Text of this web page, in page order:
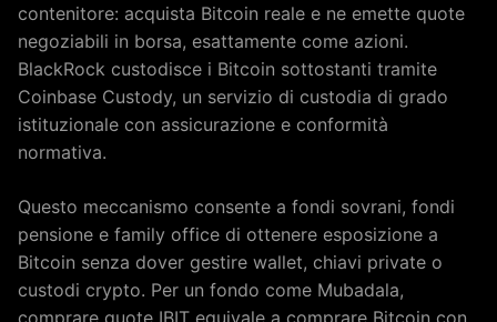
contenitore: acquista Bitcoin reale e ne emette quote
negoziabili in borsa, esattamente come azioni.
BlackRock custodisce i Bitcoin sottostanti tramite
Coinbase Custody, un servizio di custodia di grado
istituzionale con assicurazione e conformità
normativa.
Questo meccanismo consente a fondi sovrani, fondi
pensione e family office di ottenere esposizione a
Bitcoin senza dover gestire wallet, chiavi private o
custodi crypto. Per un fondo come Mubadala,
comprare quote IBIT equivale a comprare Bitcoin con